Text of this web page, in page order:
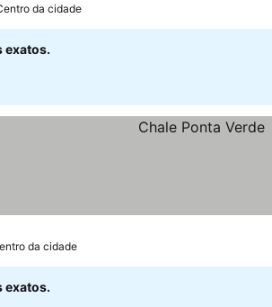
da cidade
exatos.
da cidade
exatos.